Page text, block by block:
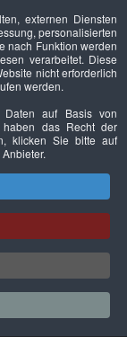
externen Diensten
personalisierten
nach Funktion werden
verarbeitet. Diese
nicht erforderlich
werden.
auf Basis von
haben das Recht der
klicken Sie bitte auf